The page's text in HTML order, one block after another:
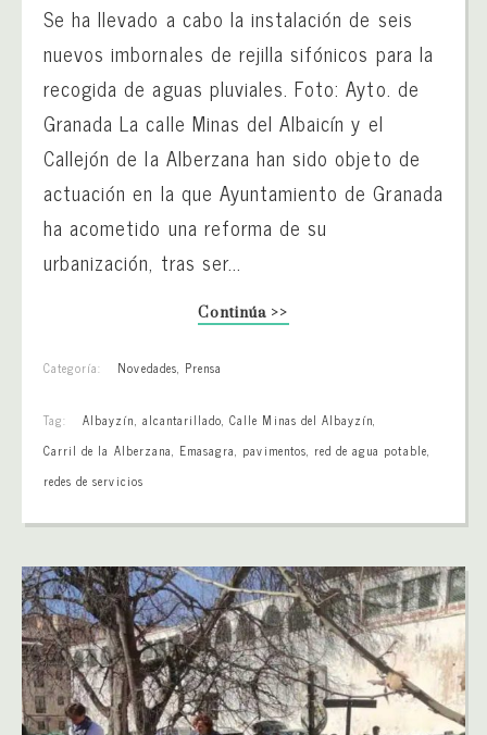
Se ha llevado a cabo la instalación de seis
nuevos imbornales de rejilla sifónicos para la
recogida de aguas pluviales. Foto: Ayto. de
Granada La calle Minas del Albaicín y el
Callejón de la Alberzana han sido objeto de
actuación en la que Ayuntamiento de Granada
ha acometido una reforma de su
urbanización, tras ser...
Continúa >>
Categoría: Novedades, Prensa
Tag: Albayzín, alcantarillado,Calle Minas del Albayzín,
Carril de la Alberzana, Emasagra, pavimentos, red de agua potable,
redes de servicios